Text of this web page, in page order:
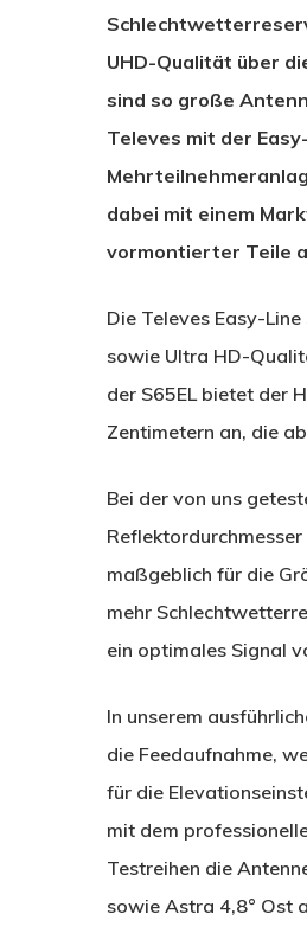
UHD-Qualität über
sind so große
Televes mit der
dabei mit einem
vormontierter Teile
Die Televes Easy-
sowie Ultra HD-
der S65EL bietet der
Zentimetern an, die
Bei der von uns
maßgeblich für die
mehr
ein optimales Signal
In unserem
die Feedaufnahme,
für die
mit dem
Testreihen die
sowie Astra 4,8° Ost